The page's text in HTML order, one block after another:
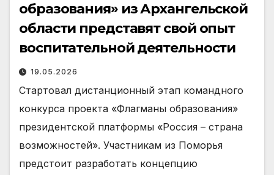
образования» из Архангельской
области представят свой опыт
воспитательной деятельности
19.05.2026
Стартовал дистанционный этап командного
конкурса проекта «Флагманы образования»
президентской платформы «Россия – страна
возможностей». Участникам из Поморья
предстоит разработать концепцию